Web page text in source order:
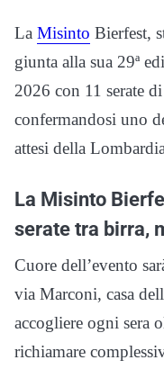
La Misinto Bierfest,
giunta alla sua 29ª
2026 con 11 serate
confermandosi uno
attesi della
La Misinto
serate tra birra,
Cuore dell’evento
via Marconi, casa
accogliere ogni sera
richiamare